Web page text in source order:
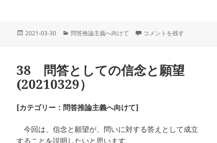
投
2021-03-30
カ
ー
問答推論主義へ向けて 39 志向性としての「想
コメントを残す
38 問答としての信念と願望
(20210329）
[カテゴリー：問答推論主義へ向けて]
今回は、信念と願望が、問いに対する答えとして成立
することを説明したいと思います。